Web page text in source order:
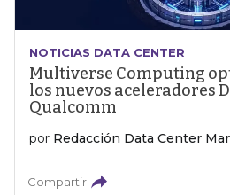
NOTICIAS DATA CENTER
Multiverse Computing
los nuevos aceleradores
Qualcomm
por Redacción Data Center
Compartir